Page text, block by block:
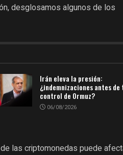
desglosamos algunos de los
Irán eleva la presión:
¿indemnizaciones antes de
control de Ormuz?
06/08/2026
las criptomonedas puede